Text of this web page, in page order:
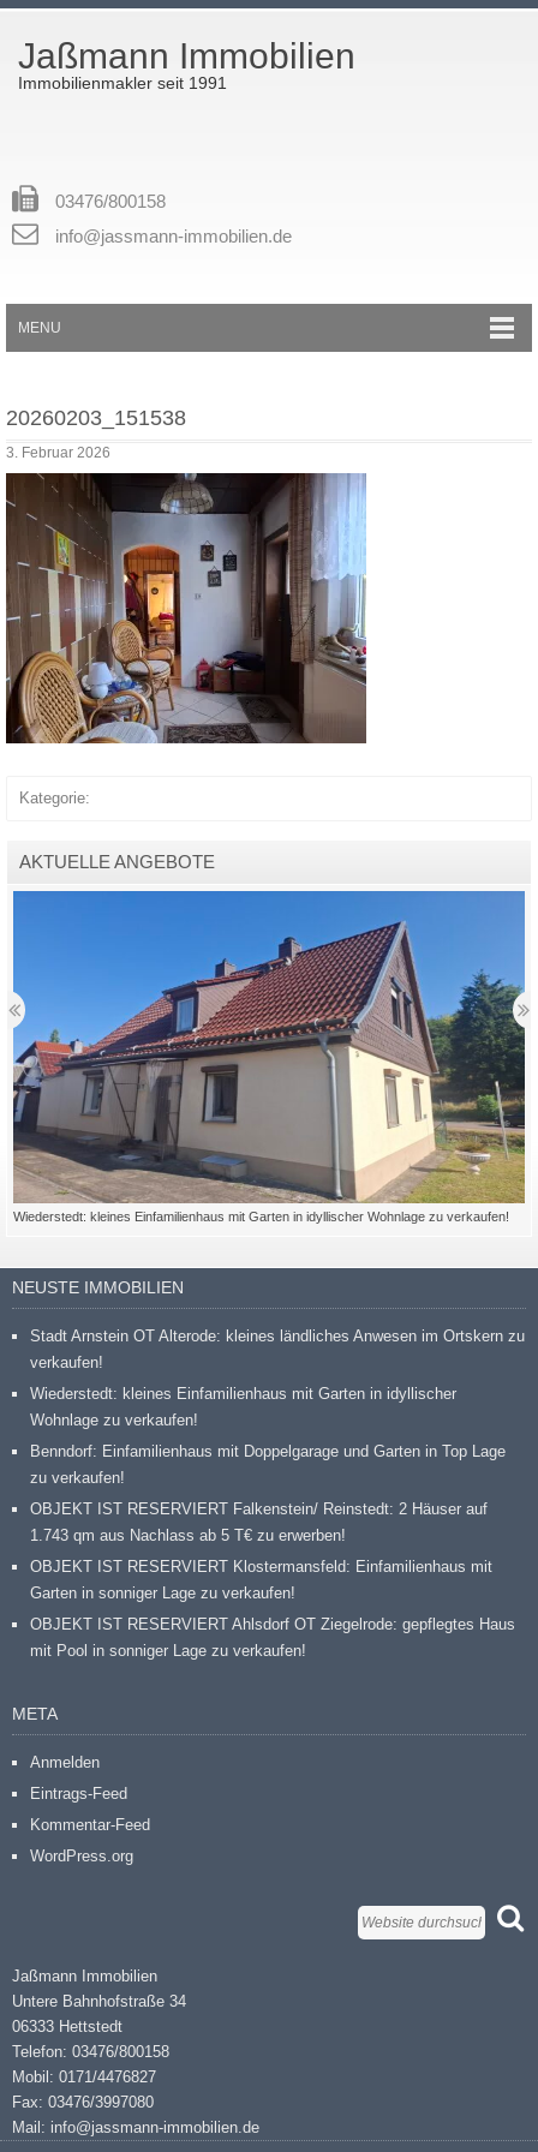
Jaßmann Immobilien
Immobilienmakler seit 1991
03476/800158
info@jassmann-immobilien.de
MENU
20260203_151538
3. Februar 2026
Kategorie:
AKTUELLE ANGEBOTE
Wiederstedt: kleines Einfamilienhaus mit Garten in idyllischer Wohnlage zu verkaufen!
NEUSTE IMMOBILIEN
Stadt Arnstein OT Alterode: kleines ländliches Anwesen im Ortskern zu
verkaufen!
Wiederstedt: kleines Einfamilienhaus mit Garten in idyllischer
Wohnlage zu verkaufen!
Benndorf: Einfamilienhaus mit Doppelgarage und Garten in Top Lage
zu verkaufen!
OBJEKT IST RESERVIERT Falkenstein/ Reinstedt: 2 Häuser auf
1.743 qm aus Nachlass ab 5 T€ zu erwerben!
OBJEKT IST RESERVIERT Klostermansfeld: Einfamilienhaus mit
Garten in sonniger Lage zu verkaufen!
OBJEKT IST RESERVIERT Ahlsdorf OT Ziegelrode: gepflegtes Haus
mit Pool in sonniger Lage zu verkaufen!
META
Anmelden
Eintrags-Feed
Kommentar-Feed
WordPress.org
Jaßmann Immobilien
Untere Bahnhofstraße 34
06333 Hettstedt
Telefon: 03476/800158
Mobil: 0171/4476827
Fax: 03476/3997080
Mail: info@jassmann-immobilien.de